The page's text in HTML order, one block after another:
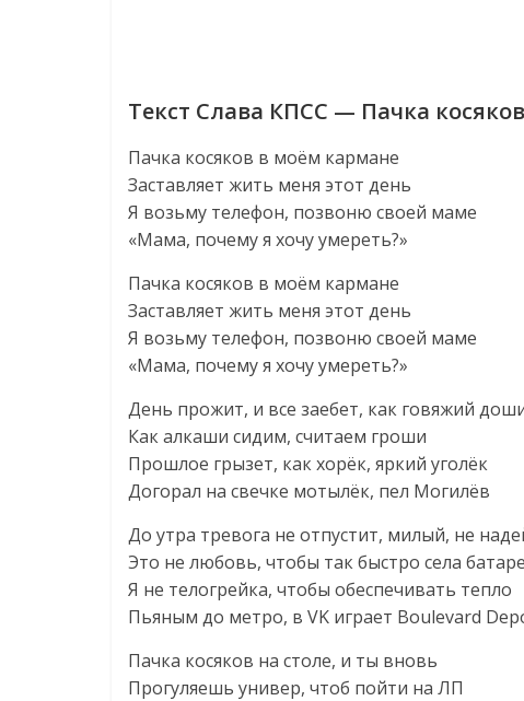
Текст Слава КПСС — Пачка косяков
Пачка косяков в моём кармане
Заставляет жить меня этот день
Я возьму телефон, позвоню своей маме
«Мама, почему я хочу умереть?»
Пачка косяков в моём кармане
Заставляет жить меня этот день
Я возьму телефон, позвоню своей маме
«Мама, почему я хочу умереть?»
День прожит, и все заебет, как говяжий
Как алкаши сидим, считаем гроши
Прошлое грызет, как хорёк, яркий уголёк
Догорал на свечке мотылёк, пел Могилёв
До утра тревога не отпустит, милый, не
Это не любовь, чтобы так быстро села
Я не телогрейка, чтобы обеспечивать тепло
Пьяным до метро, в VK играет Boulevard
Пачка косяков на столе, и ты вновь
Прогуляешь универ, чтоб пойти на ЛП